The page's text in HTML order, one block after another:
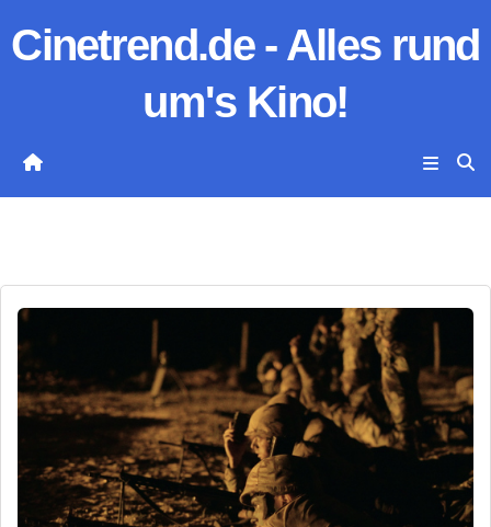
Inhalt
Cinetrend.de - Alles rund
um's Kino!